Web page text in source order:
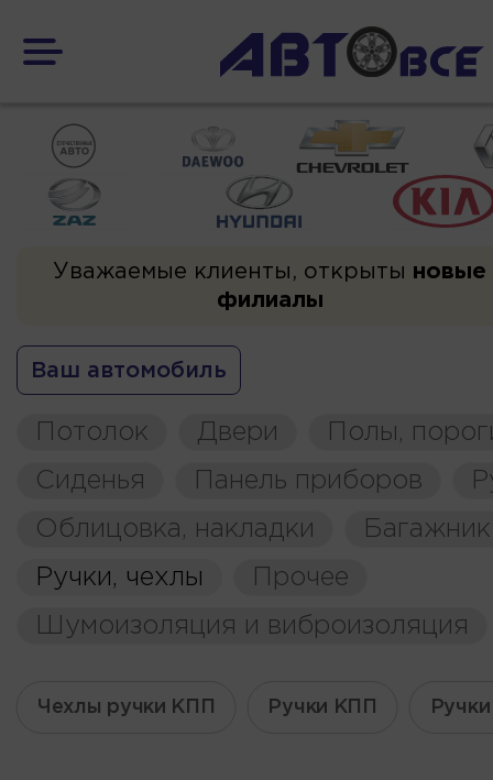
Уважаемые клиенты, открыты новые
филиалы
Ваш автомобиль
Потолок Двери
Полы,
Сиденья
Панель приборов
Облицовка, накладки
Багажник
Ручки, чехлы
Прочее
Шумоизоляция и виброизоляция
Чехлы ручки КПП Ручки КПП